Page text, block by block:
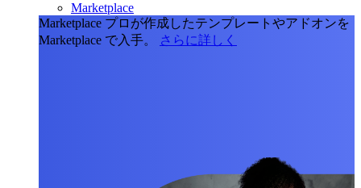
Marketplace
Marketplace プロが作成したテンプレートやアドオンを
Marketplace で入手。
さらに詳しく